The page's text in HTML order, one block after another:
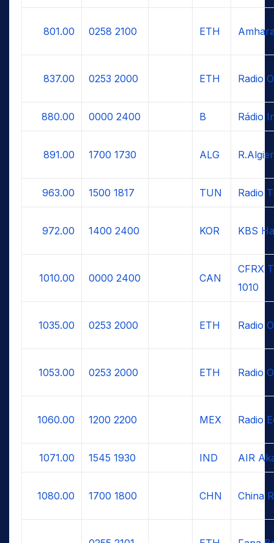
801.00 0258 2100 ETH
837.00 0253 2000 ETH Radio
880.00 0000 2400 B Rádio
891.00 1700 1730 ALG
963.00 1500 1817 TUN Radio
972.00 1400 2400 KOR KBS
1010.00 0000 2400 CAN
CFRX
1010
1035.00 0253 2000 ETH Radio
1053.00 0253 2000 ETH Radio
1060.00 1200 2200 MEX Radio
1071.00 1545 1930 IND AIR
1080.00 1700 1800 CHN China